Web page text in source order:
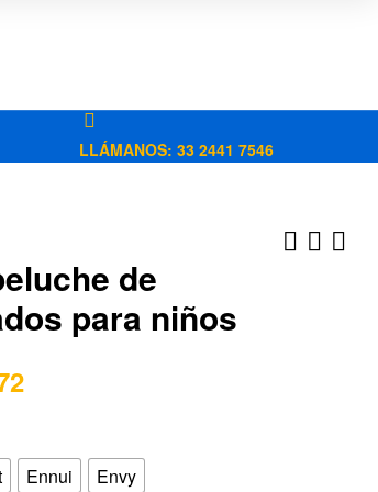
LLÁMANOS: 33 2441 7546
de
para niños
Ennui Envy